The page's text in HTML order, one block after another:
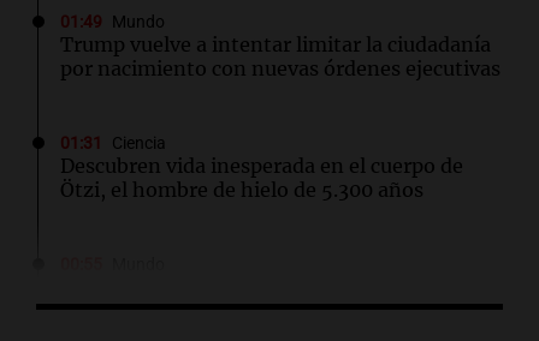
01:49 Mundo
Trump vuelve a intentar limitar la ciudadanía
por nacimiento con nuevas órdenes ejecutivas
01:31 Ciencia
Descubren vida inesperada en el cuerpo de
Ötzi, el hombre de hielo de 5.300 años
escuelas y actividades turísticas en varias